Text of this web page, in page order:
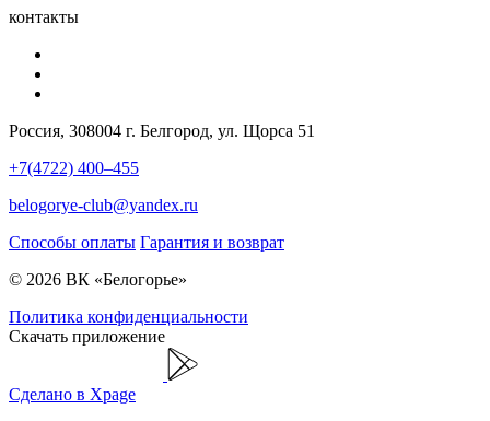
контакты
Россия, 308004 г. Белгород, ул. Щорса 51
+7(4722) 400–455
belogorye-club@yandex.ru
Способы оплаты Гарантия и возврат
© 2026 ВК «Белогорье»
Политика конфиденциальности
Скачать приложение
Сделано в Xpage